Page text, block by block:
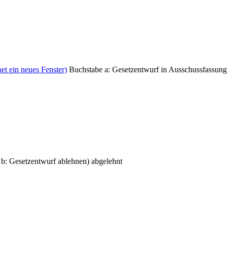
ein neues Fenster) Buchstabe a: Gesetzentwurf in Ausschussfassung
Gesetzentwurf ablehnen) abgelehnt